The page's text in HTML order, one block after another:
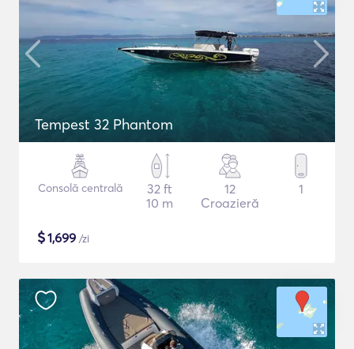
Tempest 32 Phantom
Consolă centrală
32 ft
10 m
12
Croazieră
1
$1,699 /zi